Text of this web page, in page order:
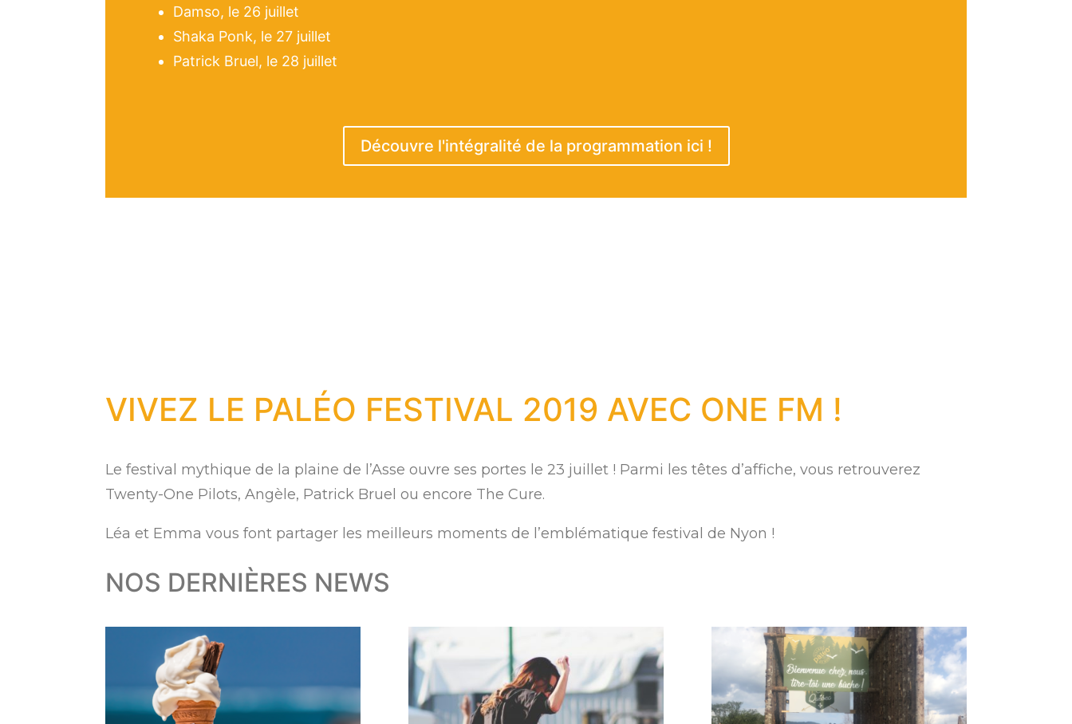
Damso, le 26 juillet
Shaka Ponk, le 27 juillet
Patrick Bruel, le 28 juillet
Découvre l'intégralité de la programmation ici !
VIVEZ LE PALÉO FESTIVAL 2019 AVEC ONE FM !
Le festival mythique de la plaine de l’Asse ouvre ses portes le 23 juillet ! Parmi les têtes d’affiche, vous retrouverez
Twenty-One Pilots, Angèle, Patrick Bruel ou encore The Cure.
Léa et Emma vous font partager les meilleurs moments de l’emblématique festival de Nyon !
NOS DERNIÈRES NEWS